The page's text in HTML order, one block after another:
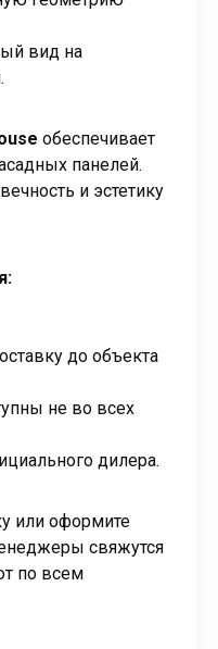
вид на
обеспечивает
панелей.
и эстетику
до объекта
не во всех
дилера.
или оформите
свяжутся
по всем